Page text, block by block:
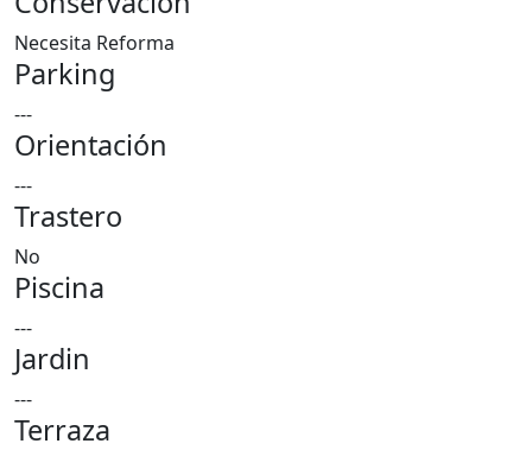
Necesita Reforma
Parking
---
Orientación
---
Trastero
No
Piscina
---
Jardin
---
Terraza